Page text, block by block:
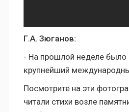
Г.А. Зюганов:
- На прошлой неделе
крупнейший
Посмотрите на эти
читали стихи возле